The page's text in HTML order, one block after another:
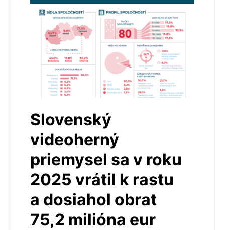
Slovenský
videoherný
priemysel sa v roku
2025 vrátil k rastu
a dosiahol obrat
75,2 milióna eur